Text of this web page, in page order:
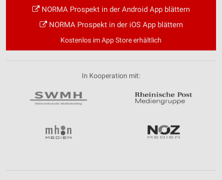
NORMA Prospekt in der Android App blättern
NORMA Prospekt in der iOS App blättern
Kostenlos im App Store erhältlich
In Kooperation mit: